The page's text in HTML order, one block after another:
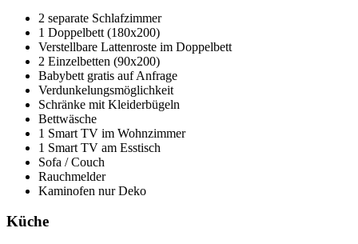
2 separate Schlafzimmer
1 Doppelbett (180x200)
Verstellbare Lattenroste im Doppelbett
2 Einzelbetten (90x200)
Babybett gratis auf Anfrage
Verdunkelungsmöglichkeit
Schränke mit Kleiderbügeln
Bettwäsche
1 Smart TV im Wohnzimmer
1 Smart TV am Esstisch
Sofa / Couch
Rauchmelder
Kaminofen nur Deko
Küche